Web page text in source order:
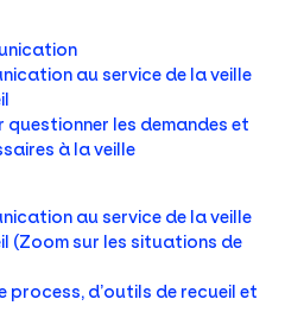
au service de la veille
les demandes et
à la veille
au service de la veille
(Zoom sur les situations de
process, d’outils de recueil et